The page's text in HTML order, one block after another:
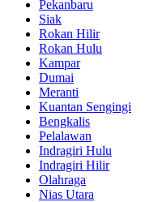
Pekanbaru
Siak
Rokan Hilir
Rokan Hulu
Kampar
Dumai
Meranti
Kuantan Sengingi
Bengkalis
Pelalawan
Indragiri Hulu
Indragiri Hilir
Olahraga
Nias Utara